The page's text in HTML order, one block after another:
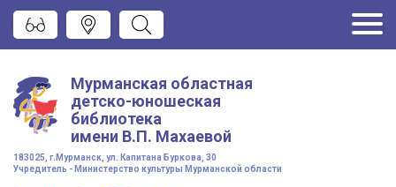
Мурманская областная
детско-юношеская
библиотека
имени В.П. Махаевой
183025, г.Мурманск, ул. Капитана Буркова, 30
Учредитель - Министерство культуры Мурманской области